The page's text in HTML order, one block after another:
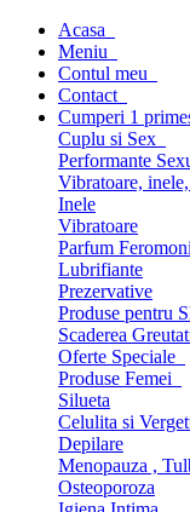
Acasa
Meniu
Contul meu
Contact
Cumperi 1
Cuplu si Sex
Performante
Vibratoare,
Inele
Vibratoare
Parfum Feromoni
Lubrifiante
Prezervative
Produse pentru
Scaderea
Oferte Speciale
Produse Femei
Silueta
Celulita si
Depilare
Menopauza ,
Osteoporoza